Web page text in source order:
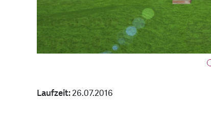
Laufzeit:26.07.2016